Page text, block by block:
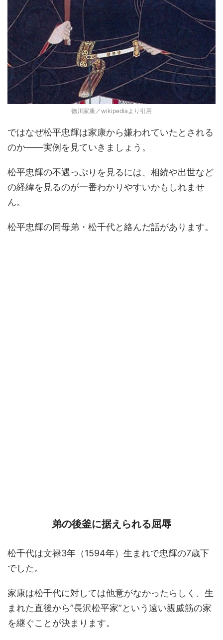
徳川家康／wikipediaより引用
ではなぜ松平忠輝は家康から嫌われていたとされる
のか――実例を見ていきましょう。
松平忠輝の不遇っぷりを見るには、相続や出世など
の経緯を見るのが一番わかりやすいかもしれませ
ん。
松平忠輝の同母弟・松千代と絡んだ話があります。
弟の後釜に据えられる屈辱
松千代は文禄3年（1594年）生まれで忠輝の7歳下
でした。
家康は松千代に対しては他意がなかったらしく、生
まれた直後から”長沢松平家”という遠い親戚筋の家
を継ぐことが決まります。